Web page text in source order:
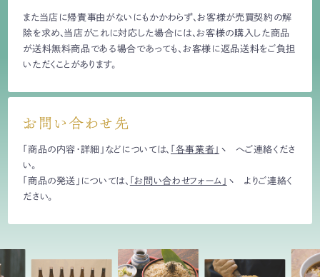
また当店に帰責事由がないにもかかわらず、お客様が売買契約の解
除を求め、当店がこれに対応した場合には、お客様の購入した商品
が送料無料商品である場合であっても、お客様に返品送料をご負担
いただくことがあります。
お問い合わせ先
「商品の内容・詳細」などについては、 「各事業者」
へご連絡くださ
い。
「商品の発送」については、
「お問い合わせフォーム」
よりご連絡く
ださい。